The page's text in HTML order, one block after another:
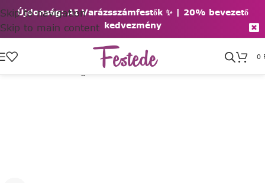
Újdonság: AI Varázsszámfestők ✨ | 20% bevezető
kedvezmény
Skip to navigation
Skip to main content
0